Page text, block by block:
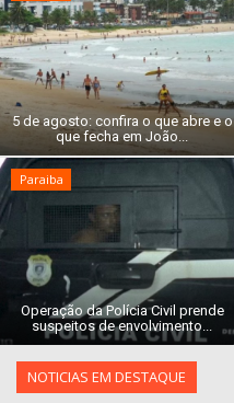
PROGRAMAÇÃO
QUEM SOMOS
MUSICA
5 de agosto: confira o que abre e o
que fecha em João...
Paraiba
Operação da Polícia Civil prende
suspeitos de envolvimento...
NOTICIAS EM DESTAQUE